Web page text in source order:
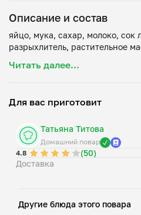
Описание и состав
яйцо, мука, сахар, молоко, сок
Читать далее...
Для вас приготовит
Татьяна Титова
Домашний повар
4.8
(50)
Доставка
Другие блюда этого повара